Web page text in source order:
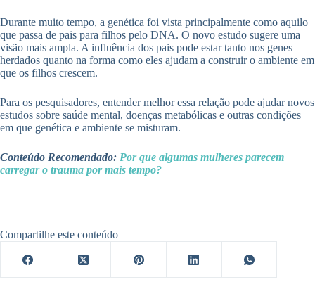
Durante muito tempo, a genética foi vista principalmente como aquilo
que passa de pais para filhos pelo DNA. O novo estudo sugere uma
visão mais ampla. A influência dos pais pode estar tanto nos genes
herdados quanto na forma como eles ajudam a construir o ambiente em
que os filhos crescem.
Para os pesquisadores, entender melhor essa relação pode ajudar novos
estudos sobre saúde mental, doenças metabólicas e outras condições
em que genética e ambiente se misturam.
Conteúdo Recomendado: Por que algumas mulheres parecem
carregar o trauma por mais tempo?
Compartilhe este conteúdo